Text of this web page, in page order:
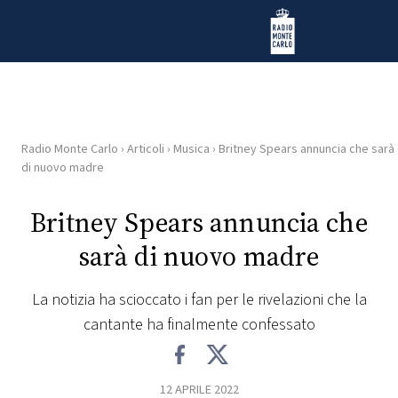
Radio Monte Carlo
HOME
RADIO
PLAYLIST
Radio Monte Carlo › Articoli › Musica › Britney Spears annuncia che sarà
di nuovo madre
Britney Spears annuncia che
sarà di nuovo madre
La notizia ha scioccato i fan per le rivelazioni che la
cantante ha finalmente confessato
12 APRILE 2022